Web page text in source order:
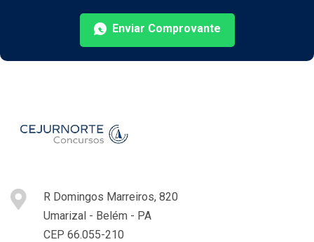
Enviar Comprovante
R Domingos Marreiros, 820
Umarizal - Belém - PA
CEP 66.055-210